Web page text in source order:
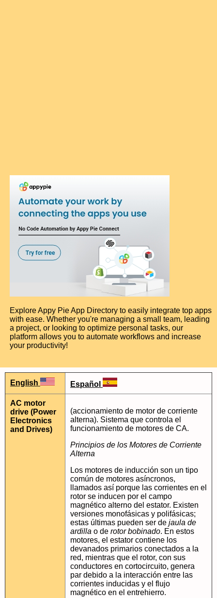
Explore Appy Pie App Directory to easily integrate top apps
with ease. Whether you're managing a small team, leading
a project, or looking to optimize personal tasks, our
platform allows you to automate workflows and increase
your productivity!
English Español
AC motor
drive (Power
Electronics
and Drives)
(accionamiento de motor de corriente
alterna). Sistema que controla el
funcionamiento de motores de CA.
Principios de los Motores de Corriente
Alterna
Los motores de inducción son un tipo
común de motores asíncronos,
llamados así porque las corrientes en el
rotor se inducen por el campo
magnético alterno del estator. Existen
versiones monofásicas y polifásicas;
estas últimas pueden ser de jaula de
ardilla o de rotor bobinado. En estos
motores, el estator contiene los
devanados primarios conectados a la
red, mientras que el rotor, con sus
conductores en cortocircuito, genera
par debido a la interacción entre las
corrientes inducidas y el flujo
magnético en el entrehierro.